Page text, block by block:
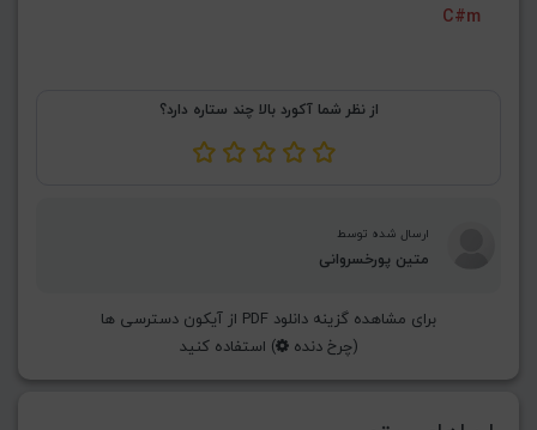
C#m
از نظر شما آکورد بالا چند ستاره دارد؟
ارسال شده توسط
متین پورخسروانی
برای مشاهده گزینه دانلود PDF از آیکون دسترسی ها
(چرخ دنده ) استفاده کنید